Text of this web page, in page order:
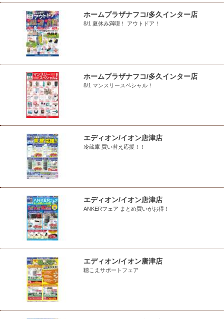
ホームプラザナフコ/多久インター店
8/1 夏休み満喫！ アウトドア！
ホームプラザナフコ/多久インター店
8/1 マンスリースペシャル！
エディオン/イオン唐津店
冷蔵庫 買い替え応援！！
エディオン/イオン唐津店
ANKERフェア まとめ買いがお得！
エディオン/イオン唐津店
聴こえサポートフェア